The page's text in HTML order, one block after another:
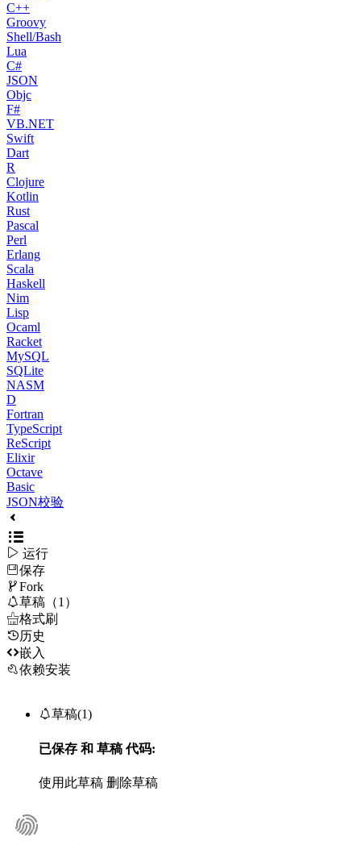
C++
Groovy
Shell/Bash
Lua
C#
JSON
Objc
F#
VB.NET
Swift
Dart
R
Clojure
Kotlin
Rust
Pascal
Perl
Erlang
Scala
Haskell
Nim
Lisp
Ocaml
Racket
MySQL
SQLite
NASM
D
Fortran
TypeScript
ReScript
Elixir
Octave
Basic
JSON校验
 运行
保存
Fork
草稿（1）
格式刷
历史
嵌入
依赖安装
草稿(1)
已保存 和 草稿代码:
使用此草稿 删除草稿